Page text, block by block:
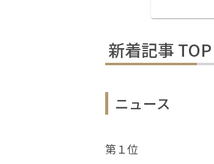
新着記事 TOP
ニュース
第１位